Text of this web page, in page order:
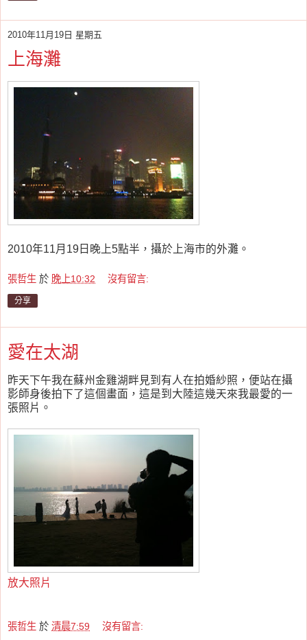
2010年11月19日 星期五
上海灘
2010年11月19日晚上5點半，攝於上海市的外灘。
張哲生 於 晚上10:32 沒有留言:
分享
愛在太湖
昨天下午我在蘇州金雞湖畔見到有人在拍婚紗照，便站在攝
影師身後拍下了這個畫面，這是到大陸這幾天來我最愛的一
張照片。
放大照片
張哲生 於 清晨7:59 沒有留言: